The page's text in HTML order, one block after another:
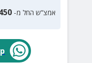
אמצ”ש החל מ-